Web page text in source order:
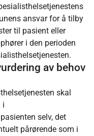
ansvar for å tilby
til pasient eller
i den perioden
av behov
skal
i
selv, det
pårørende som i